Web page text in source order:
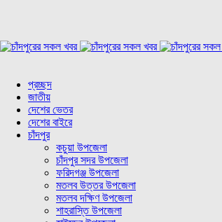
প্রচ্ছদ
জাতীয়
দেশের ভেতর
দেশের বাইরে
চাঁদপুর
কচুয়া উপজেলা
চাঁদপুর সদর উপজেলা
ফরিদগঞ্জ উপজেলা
মতলব উত্তর উপজেলা
মতলব দক্ষিণ উপজেলা
শাহরাস্তি উপজেলা